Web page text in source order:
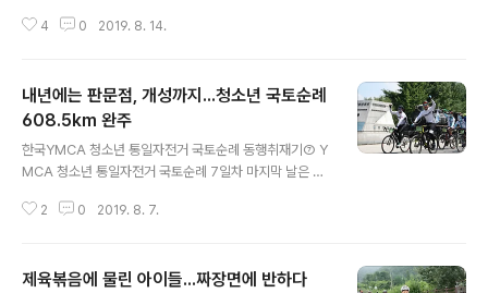
분리 수거 하는 등 각별한 노력을 기울였습니다만, 그래도
참가한 150명 중 특별한 참가자들을 소개합니다. 2005년
행되고 있습니다. 지난 15회의 국토순례 중에 9년 이상 지
원팀으로 참가한 실무자들이 있고, 참가자를 거쳐서 자원
지도자로 8번째 참가하는 경우도 있었습니다. 모두들 국토
순례에 중독된 참가자들이지요. 올해만 해도 모두 17명의
기념패와 기념 저지를 받았습니다. 실무자와 지도자들 중
4 0 2019. 8. 14.
내년에는 판문점, 개성까지...청소년 국토순례
608.5km 완주
한국YMCA 청소년 통일자전거 국토순례 동행취재기⑦ Y
MCA 청소년 통일자전거 국토순례 7일차 마지막 날은 동
6.1km를 달렸습니다. 아침 8시 30분 동양대학교 북서울
2시 정각에 도착하였습니다. 임진각 도착을 앞둔 마지막
2 0 2019. 8. 7.
제육볶음에 물린 아이들...짜장면에 반하다